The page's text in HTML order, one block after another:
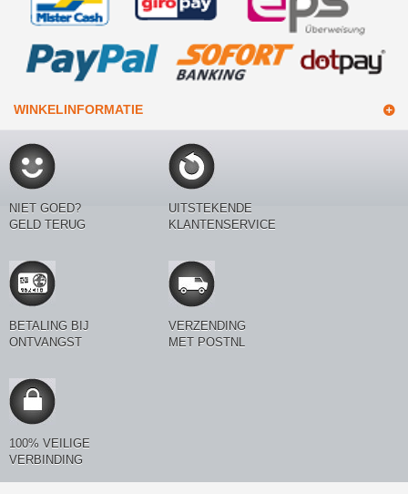
WINKELINFORMATIE
NIET GOED?
GELD TERUG
UITSTEKENDE
KLANTENSERVICE
BETALING BIJ
ONTVANGST
VERZENDING
MET POSTNL
100% VEILIGE
VERBINDING